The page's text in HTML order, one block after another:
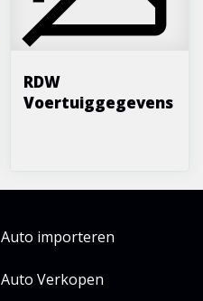
RDW
Voertuiggegevens
Auto importeren
Auto Verkopen